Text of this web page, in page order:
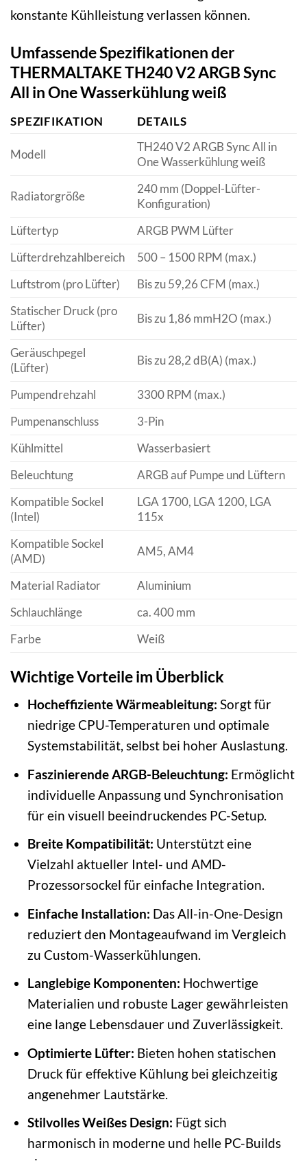
konstante Kühlleistung verlassen können.
Umfassende Spezifikationen der
THERMALTAKE TH240 V2 ARGB Sync
All in One Wasserkühlung weiß
SPEZIFIKATION DETAILS
Modell
TH240 V2 ARGB Sync All in
One Wasserkühlung weiß
Radiatorgröße
240 mm (Doppel-Lüfter-
Konfiguration)
Lüftertyp
ARGB PWM Lüfter
Lüfterdrehzahlbereich
500 – 1500 RPM (max.)
Luftstrom (pro Lüfter)
Bis zu 59,26 CFM (max.)
Statischer Druck (pro
Lüfter)
Bis zu 1,86 mmH2O (max.)
Geräuschpegel
(Lüfter)
Bis zu 28,2 dB(A) (max.)
Pumpendrehzahl
3300 RPM (max.)
Pumpenanschluss
3-Pin
Kühlmittel
Wasserbasiert
Beleuchtung
ARGB auf Pumpe und Lüftern
Kompatible Sockel
(Intel)
LGA 1700, LGA 1200, LGA
115x
Kompatible Sockel
(AMD)
AM5, AM4
Material Radiator
Aluminium
Schlauchlänge
ca. 400 mm
Farbe
Weiß
Wichtige Vorteile im Überblick
Hocheffiziente Wärmeableitung: Sorgt für
niedrige CPU-Temperaturen und optimale
Systemstabilität, selbst bei hoher Auslastung.
Faszinierende ARGB-Beleuchtung: Ermöglicht
individuelle Anpassung und Synchronisation
für ein visuell beeindruckendes PC-Setup.
Breite Kompatibilität: Unterstützt eine
Vielzahl aktueller Intel- und AMD-
Prozessorsockel für einfache Integration.
Einfache Installation: Das All-in-One-Design
reduziert den Montageaufwand im Vergleich
zu Custom-Wasserkühlungen.
Langlebige Komponenten: Hochwertige
Materialien und robuste Lager gewährleisten
eine lange Lebensdauer und Zuverlässigkeit.
Optimierte Lüfter: Bieten hohen statischen
Druck für effektive Kühlung bei gleichzeitig
angenehmer Lautstärke.
Stilvolles Weißes Design: Fügt sich
harmonisch in moderne und helle PC-Builds